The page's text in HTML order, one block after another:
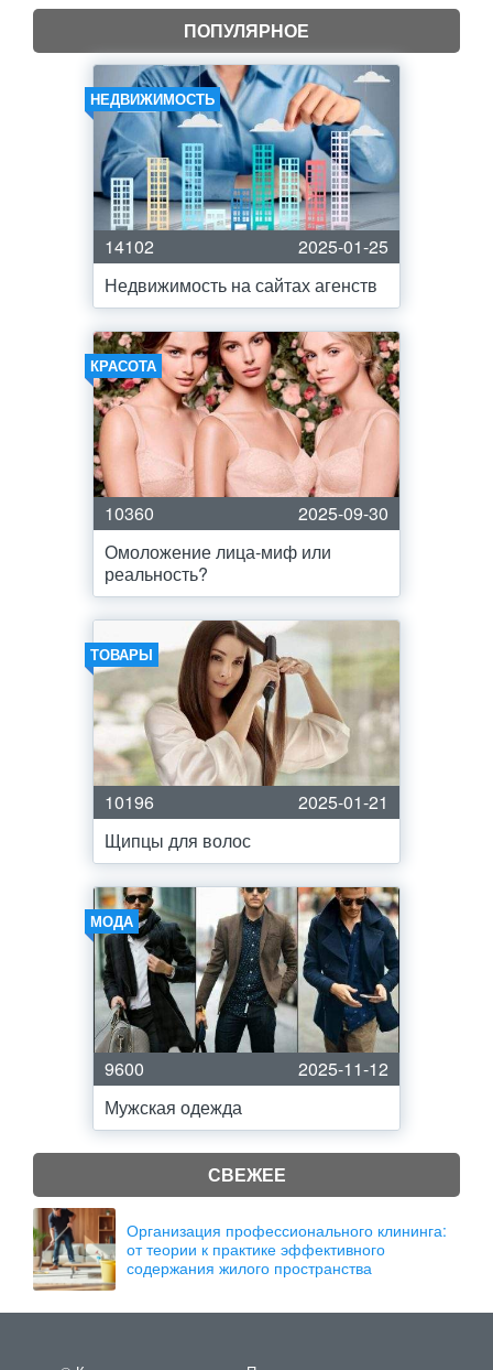
ПОПУЛЯРНОЕ
НЕДВИЖИМОСТЬ
14102
2025-01-25
Недвижимость на сайтах агенств
КРАСОТА
10360
2025-09-30
Омоложение лица-миф или
реальность?
ТОВАРЫ
10196
2025-01-21
Щипцы для волос
МОДА
9600
2025-11-12
Мужская одежда
СВЕЖЕЕ
Организация профессионального клининга:
от теории к практике эффективного
содержания жилого пространства